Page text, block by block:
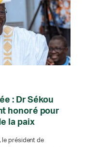
: Dr Sékou
honoré pour
la paix
le président de